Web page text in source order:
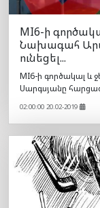
MI6-ի
Նախագահ
ունեցել...
MI6-ի գործակալ և
Սարգսյանը
02:00:00 20.02-2019